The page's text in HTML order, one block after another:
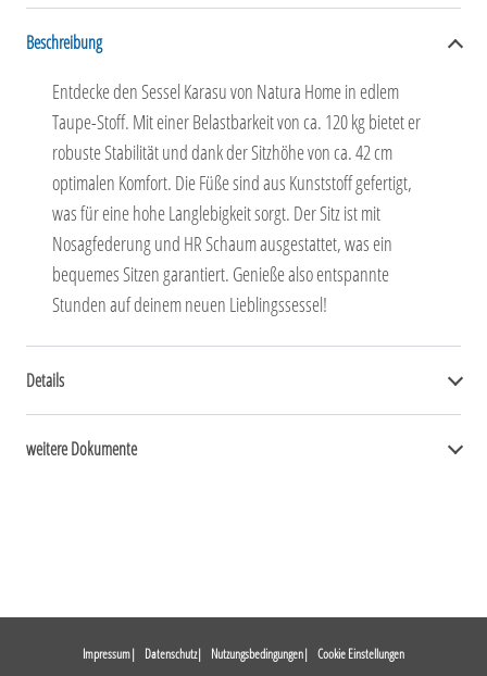
Beschreibung
Entdecke den Sessel Karasu von Natura Home in edlem
Taupe-Stoff. Mit einer Belastbarkeit von ca. 120 kg bietet er
robuste Stabilität und dank der Sitzhöhe von ca. 42 cm
optimalen Komfort. Die Füße sind aus Kunststoff gefertigt,
was für eine hohe Langlebigkeit sorgt. Der Sitz ist mit
Nosagfederung und HR Schaum ausgestattet, was ein
bequemes Sitzen garantiert. Genieße also entspannte
Stunden auf deinem neuen Lieblingssessel!
Details
weitere Dokumente
Impressum Datenschutz Nutzungsbedingungen Cookie Einstellungen